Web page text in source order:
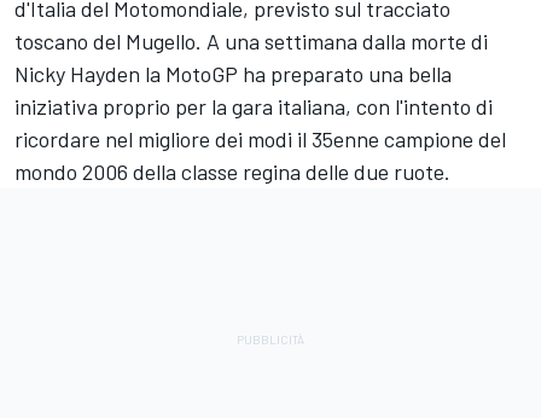
d'Italia del Motomondiale, previsto sul tracciato
toscano del Mugello. A una settimana dalla morte di
Nicky Hayden la MotoGP ha preparato una bella
iniziativa proprio per la gara italiana, con l'intento di
ricordare nel migliore dei modi il 35enne campione del
mondo 2006 della classe regina delle due ruote.